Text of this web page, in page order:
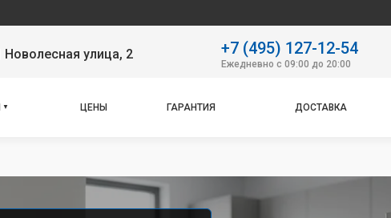
Новолесная улица, 2 +7 (495) 127-12-54
Ежедневно с 09:00 до 20:00
ЦЕНЫ ГАРАНТИЯ ДОСТАВКА